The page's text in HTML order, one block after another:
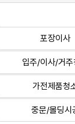
포장이사
입주/이사/거주
가전제품청
중문/몰딩시